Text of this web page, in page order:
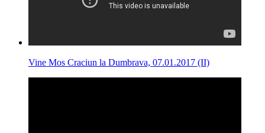
Vine Mos Craciun la Dumbrava, 07.01.2017 (II)